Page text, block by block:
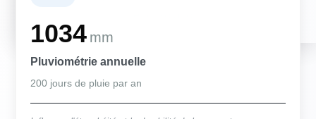
1034 mm
Pluviométrie annuelle
200 jours de pluie par an